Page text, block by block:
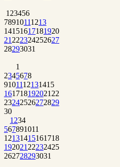
1 23456
78910111213
14151617181920
21 222324252627
28293031
1
2345678
9101112131415
161718192021 22
23242526272829
30
1 234
567891011
12131415161718
192021 22232425
262728293031